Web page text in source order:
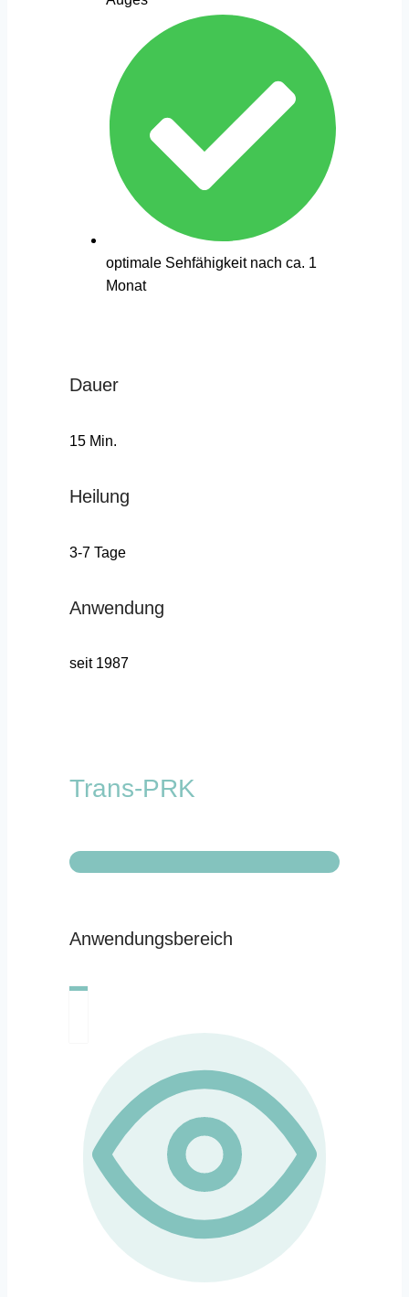
optimale Sehfähigkeit nach ca. 1
Monat
Dauer
15 Min.
Heilung
3-7 Tage
Anwendung
seit 1987
Trans-PRK
Anwendungsbereich